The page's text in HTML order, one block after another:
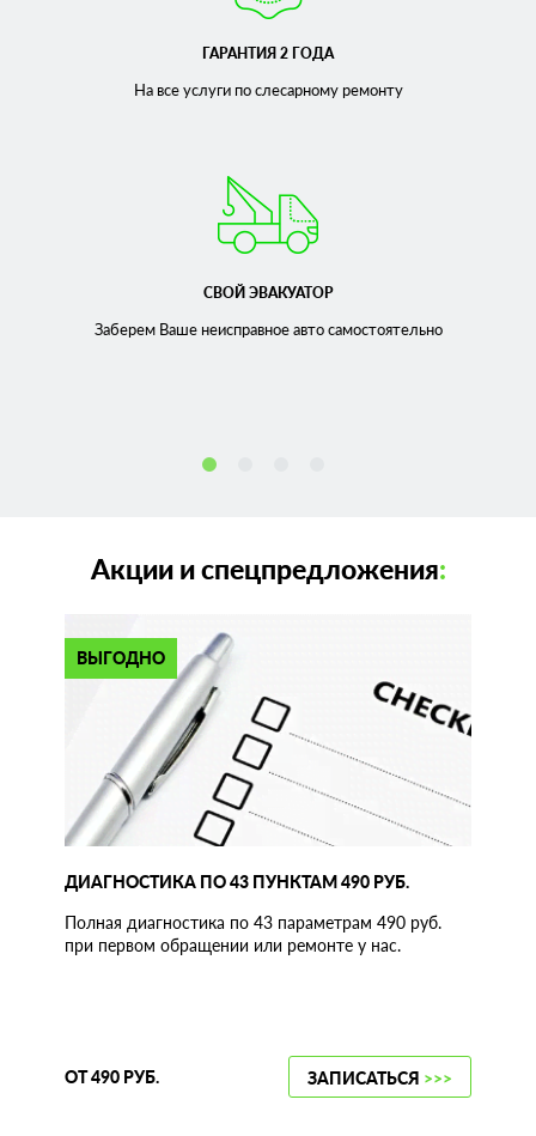
ГАРАНТИЯ 2 ГОДА
На все услуги по слесарномуремонту
СВОЙ ЭВАКУАТОР
Заберем Ваше неисправноеавто самостоятельно
Акции и спецпредложения:
ВЫГОДНО
ДИАГНОСТИКА ПО 43 ПУНКТАМ 490 РУБ.
Полная диагностика по 43 параметрам 490 руб.
при первом обращении или ремонте у нас.
ОТ 490 РУБ. ЗАПИСАТЬСЯ >>>